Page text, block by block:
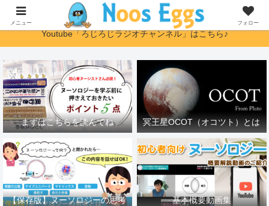
ヌーソロジー初心者さんに優しい解説サイト
Youtube「ろじろじラジオチャンネル」はこちら♪
まずはこちらを読んでね 冥王星OCOT（オコツト）とは
【保存版】ヌーソロジーの思考 基本概要動画集
メニュー フォロー